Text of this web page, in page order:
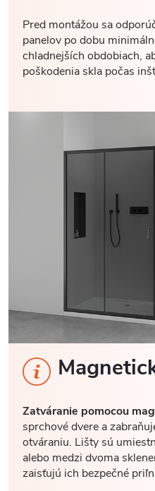
Pred montážou sa
panelov po dobu
chladnejších obdobiach,
poškodenia skla počas
Zatváranie pomocou
sprchové dvere a
otváraniu. Lišty sú
alebo medzi dvoma
zaisťujú ich bezpečné